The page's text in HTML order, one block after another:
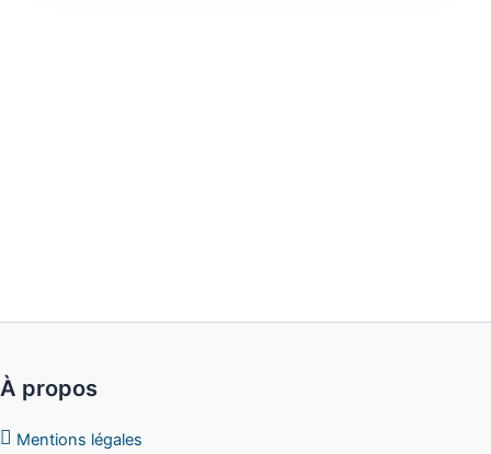
À propos
Mentions légales